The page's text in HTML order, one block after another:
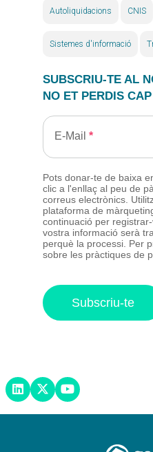
Autoliquidacions CNIS
Sistemes d'informació
SUBSCRIU-TE AL
NO ET PERDIS
E-Mail
Pots donar-te de baixa
clic a l'enllaç al peu de
correus electrònics.
plataforma de
continuació per
vostra informació serà
perquè la processi. Per
sobre les pràctiques de